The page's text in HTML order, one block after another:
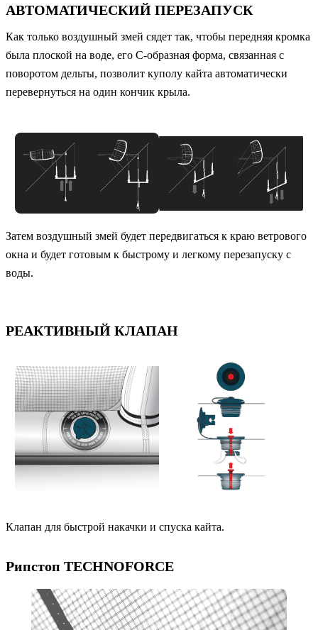
АВТОМАТИЧЕСКИЙ ПЕРЕЗАПУСК
Как только воздушный змей сядет так, чтобы передняя кромка
была плоской на воде, его С-образная форма, связанная с
поворотом дельты, позволит куполу кайта автоматически
перевернуться на один кончик крыла.
Затем воздушный змей будет передвигаться к краю ветрового
окна и будет готовым к быстрому и легкому перезапуску с
воды.
РЕАКТИВНЫЙ КЛАПАН
Клапан для быстрой накачки и спуска кайта.
Рипстоп TECHNOFORCE